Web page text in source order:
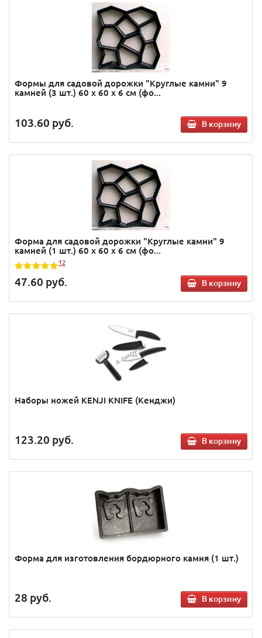
Формы для садовой дорожки "Круглые камни" 9
камней (3 шт.) 60 х 60 х 6 см (фо...
103.60 руб. В корзину
Форма для садовой дорожки "Круглые камни" 9
камней (1 шт.) 60 х 60 х 6 см (фо...
12
47.60 руб. В корзину
Наборы ножей KENJI KNIFE (Кенджи)
123.20 руб. В корзину
Форма для изготовления бордюрного камня (1 шт.)
28 руб. В корзину